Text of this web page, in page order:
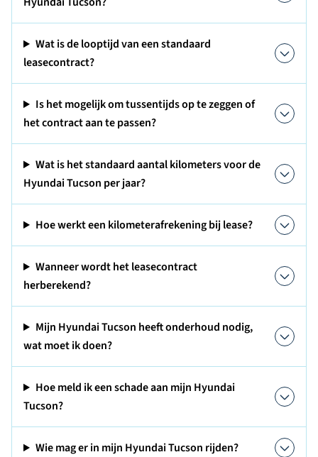
Wat is de looptijd van een standaard
leasecontract?
Is het mogelijk om tussentijds op te zeggen of
het contract aan te passen?
Wat is het standaard aantal kilometers voor de
Hyundai Tucson per jaar?
Hoe werkt een kilometerafrekening bij lease?
Wanneer wordt het leasecontract
herberekend?
Mijn Hyundai Tucson heeft onderhoud nodig,
wat moet ik doen?
Hoe meld ik een schade aan mijn Hyundai
Tucson?
Wie mag er in mijn Hyundai Tucson rijden?